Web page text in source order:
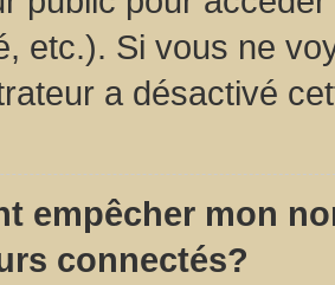
etc.). Si vous ne
a désactivé
empêcher mon
connectés?